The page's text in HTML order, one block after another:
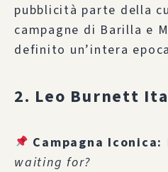
pubblicità parte della
campagne di Barilla e
definito un’intera
2. Leo Burnett
Campagna Iconica:
waiting for?